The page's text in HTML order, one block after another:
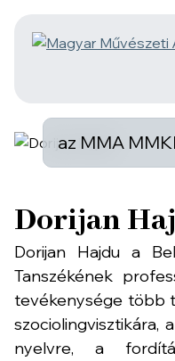
az MMA
Dorijan
Dorijan Hajdu a
Tanszékének
tevékenysége több
szociolingvisztikára,
nyelvre, a